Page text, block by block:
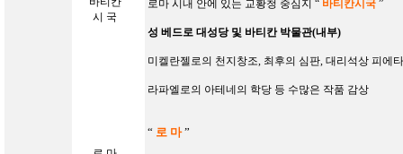
시 국
로마 시내 안에 있는 교황청 중심지 “ 바티칸시국 ”
성 베드로 대성당 및 바티칸 박물관(내부)
미켈란젤로의 천지창조, 최후의 심판, 대리석상 피에
라파엘로의 아테네의 학당 등 수많은 작품 감상
“ 로 마 ”